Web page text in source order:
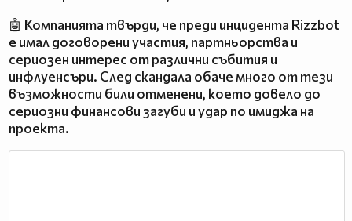
🤖 Компанията твърди, че преди инцидента Rizzbot
е имал договорени участия, партньорства и
сериозен интерес от различни събития и
инфлуенсъри. След скандала обаче много от тези
възможности били отменени, което довело до
сериозни финансови загуби и удар по имиджа на
проекта.